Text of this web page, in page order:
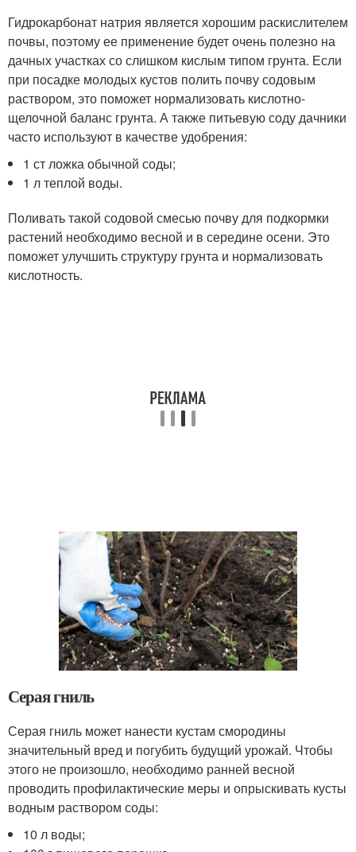
Гидрокарбонат натрия является хорошим раскислителем
почвы, поэтому ее применение будет очень полезно на
дачных участках со слишком кислым типом грунта. Если
при посадке молодых кустов полить почву содовым
раствором, это поможет нормализовать кислотно-
щелочной баланс грунта. А также питьевую соду дачники
часто используют в качестве удобрения:
1 ст ложка обычной соды;
1 л теплой воды.
Поливать такой содовой смесью почву для подкормки
растений необходимо весной и в середине осени. Это
поможет улучшить структуру грунта и нормализовать
кислотность.
Серая гниль
Серая гниль может нанести кустам смородины
значительный вред и погубить будущий урожай. Чтобы
этого не произошло, необходимо ранней весной
проводить профилактические меры и опрыскивать кусты
водным раствором соды:
10 л воды;